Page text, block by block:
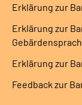
Erklärung zur
Erklärung zur
Erklärung zur
Feedback zur